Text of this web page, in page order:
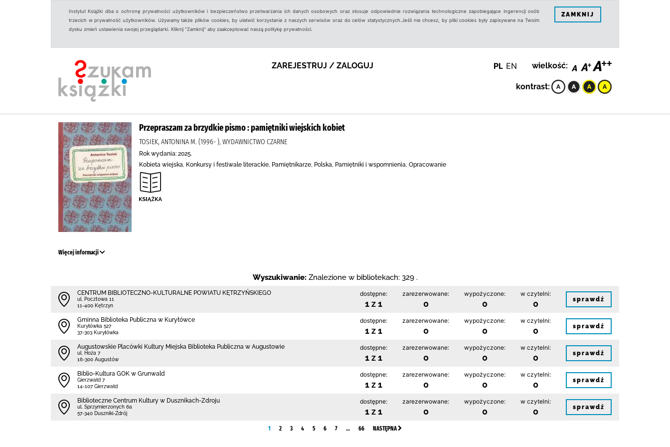
Instytut Książki dba o ochronę prywatności użytkowników i bezpieczeństwo przetwarzania ich danych osobowych oraz stosuje odpowiednie rozwiązania technologiczne zapobiegające ingerencji osób
trzecich w prywatność użytkowników. Używamy także plików cookies, by ułatwić korzystanie z naszych serwisów oraz do celów statystycznych.Jeśli nie chcesz, by pliki cookies były zapisywane na Twoim
dysku zmień ustawienia swojej przeglądarki. Kliknij "Zamknij" aby zaakceptować naszą politykę prywatności.
ZAMKNIJ
ZAREJESTRUJ / ZALOGUJ PL EN wielkość:
kontrast:
Przepraszam za brzydkie pismo : pamiętniki wiejskich kobiet
TOSIEK, ANTONINA M. (1996- ), WYDAWNICTWO CZARNE
Rok wydania: 2025.
Kobieta wiejska, Konkursy i festiwale literackie, Pamiętnikarze, Polska, Pamiętniki i wspomnienia, Opracowanie
Więcej informacji
Wyszukiwanie: Znalezione w bibliotekach: 329 .
CENTRUM BIBLIOTECZNO-KULTURALNE POWIATU KĘTRZYŃSKIEGO
ul. Pocztowa 11
11-400 Kętrzyn
dostępne:
1 z 1
zarezerwowane:
0
wypożyczone:
0
w czytelni:
0 sprawdź
Gminna Biblioteka Publiczna w Kuryłówce
Kuryłówka 527
37-303 Kuryłówka
dostępne:
1 z 1
zarezerwowane:
0
wypożyczone:
0
w czytelni:
0 sprawdź
Augustowskie Placówki Kultury Miejska Biblioteka Publiczna w Augustowie
ul. Hoża 7
16-300 Augustów
dostępne:
1 z 1
zarezerwowane:
0
wypożyczone:
0
w czytelni:
0 sprawdź
Biblio-Kultura GOK w Grunwald
Gierzwałd 7
14-107 Gierzwałd
dostępne:
1 z 1
zarezerwowane:
0
wypożyczone:
0
w czytelni:
0 sprawdź
Biblioteczne Centrum Kultury w Dusznikach-Zdroju
ul. Sprzymierzonych 6a
57-340 Duszniki-Zdrój
dostępne:
1 z 1
zarezerwowane:
0
wypożyczone:
0
w czytelni:
0 sprawdź
1 2 3 4 5 6 7 … 66 NASTĘPNA